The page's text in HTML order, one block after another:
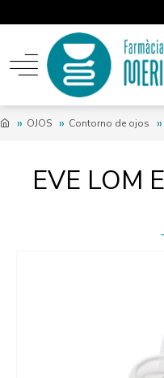
OJOS Contorno de ojos
EVE LOM